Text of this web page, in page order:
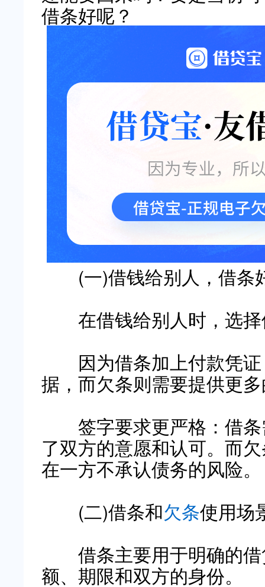
借条好呢？
(一)借钱给别人，借条
在借钱给别人时，选择
因为借条加上付款凭证
据，而欠条则需要提供更
签字要求更严格：借条
了双方的意愿和认可。而
在一方不承认债务的风险。
(二)借条和欠条使用场
借条主要用于明确的借
额、期限和双方的身份。